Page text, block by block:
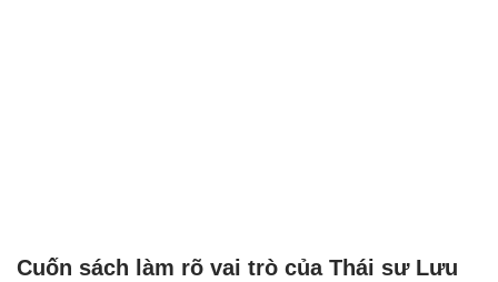
Cuốn sách làm rõ vai trò của Thái sư Lưu